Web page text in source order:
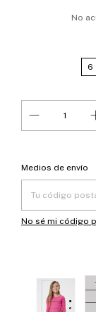
No
6
Entregas para el
Medios de envío
No sé mi código